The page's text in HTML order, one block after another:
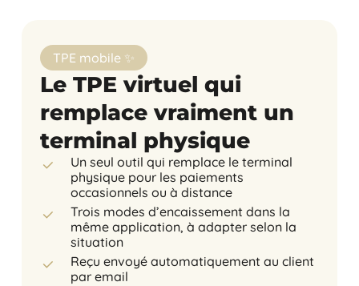
TPE mobile ✨
Le TPE virtuel qui
remplace vraiment un
terminal physique
Un seul outil qui remplace le terminal
physique pour les paiements
occasionnels ou à distance
Trois modes d’encaissement dans la
même application, à adapter selon la
situation
Reçu envoyé automatiquement au client
par email